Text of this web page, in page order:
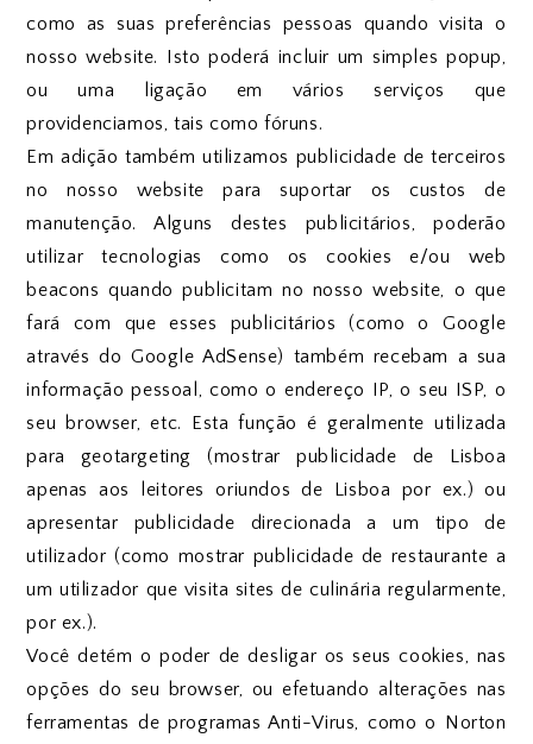
como as suas preferências pessoas quando visita o
nosso website. Isto poderá incluir um simples popup,
ou uma ligação em vários serviços que
providenciamos, tais como fóruns.
Em adição também utilizamos publicidade de terceiros
no nosso website para suportar os custos de
manutenção. Alguns destes publicitários, poderão
utilizar tecnologias como os cookies e/ou web
beacons quando publicitam no nosso website, o que
fará com que esses publicitários (como o Google
através do Google AdSense) também recebam a sua
informação pessoal, como o endereço IP, o seu ISP, o
seu browser, etc. Esta função é geralmente utilizada
para geotargeting (mostrar publicidade de Lisboa
apenas aos leitores oriundos de Lisboa por ex.) ou
apresentar publicidade direcionada a um tipo de
utilizador (como mostrar publicidade de restaurante a
um utilizador que visita sites de culinária regularmente,
por ex.).
Você detém o poder de desligar os seus cookies, nas
opções do seu browser, ou efetuando alterações nas
ferramentas de programas Anti-Virus, como o Norton